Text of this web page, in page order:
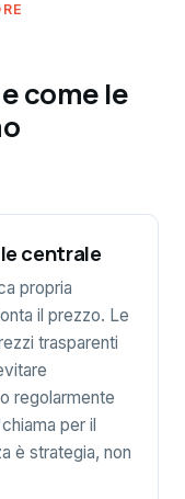
come le
centrale
propria
il prezzo. Le
trasparenti
regolarmente
per il
è strategia, non